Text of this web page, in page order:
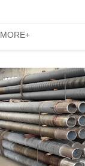
MORE+